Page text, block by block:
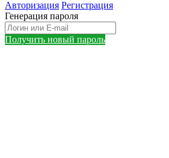
Авторизация Регистрация
Генерация пароля
Получить новый пароль